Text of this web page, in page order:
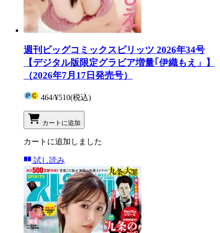
週刊ビッグコミックスピリッツ 2026年34号
【デジタル版限定グラビア増量｢伊織もえ」】
（2026年7月17日発売号）
464/¥510(税込)
カートに追加
カートに追加しました
試し読み